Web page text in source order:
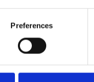
Preferences